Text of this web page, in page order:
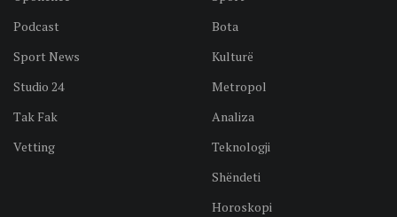
Podcast
Sport News
Studio 24
Tak Fak
Vetting
Bota
Kulturë
Metropol
Analiza
Teknologji
Shëndeti
Horoskopi